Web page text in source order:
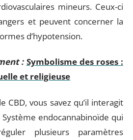
mineurs. Ceux-ci
et peuvent concerner la
d’hypotension.
: Symbolisme des roses :
et religieuse
CBD, vous savez qu’il interagit
endocannabinoïde qui
plusieurs paramètres